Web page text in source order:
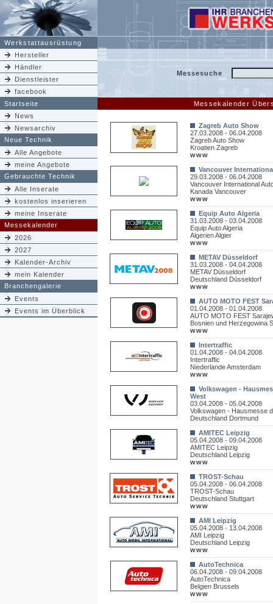
Werkstattausrüstung
Hersteller
Händler
Dienstleister
facebook
Messesuche
Startseite
Messekalender
News
Newsarchiv
Neue Technik
Alle Angebote
meine Angebote
Gebrauchte Technik
Alle Inserate
kostenlos inserieren
meine Inserate
Messekalender
2026
2027
Kalender-Archiv
mein Kalender
Branchengalerie
Events
Events im Überblick
Zagreb Auto Show
27.03.2008 - 06.04.2008
Zagreb Auto Show
Kroatien Zagreb
www
Vancouver
29.03.2008 - 06.04.2008
Vancouver International
Kanada Vancouver
www
Equip Auto Algeria
31.03.2008 - 03.04.2008
Equip Auto Algeria
Algerien Algier
www
METAV Düsseldorf
31.03.2008 - 04.04.2008
METAV Düsseldorf
Deutschland Düsseldorf
www
AUTO MOTO FEST
01.04.2008 - 01.04.2008
AUTO MOTO FEST
Bosnien und Herzegowina
www
Intertraffic
01.04.2008 - 04.04.2008
Intertraffic
Niederlande Amsterdam
www
Volkswagen -
West
03.04.2008 - 05.04.2008
Volkswagen - Hausmesse
Deutschland Dortmund
AMITEC Leipzig
05.04.2008 - 09.04.2008
AMITEC Leipzig
Deutschland Leipzig
www
TROST-Schau
05.04.2008 - 06.04.2008
TROST-Schau
Deutschland Stuttgart
www
AMI Leipzig
05.04.2008 - 13.04.2008
AMI Leipzig
Deutschland Leipzig
www
AutoTechnica
06.04.2008 - 09.04.2008
AutoTechnica
Belgien Brussels
www